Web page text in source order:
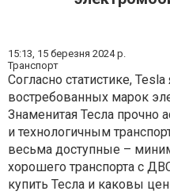
15:13, 15 березня 2024 р.
Транспорт
Согласно статистике,
востребованных марок
Знаменитая Тесла прочно
и технологичным
весьма доступные –
хорошего транспорта с
купить Тесла и каковы